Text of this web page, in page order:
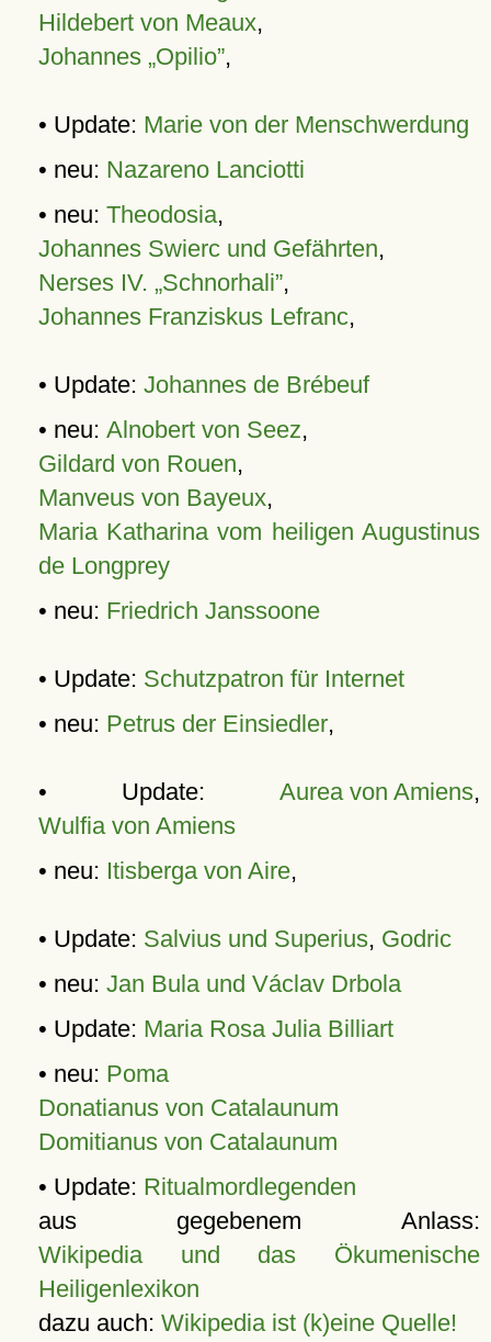
Hildebert von Meaux,
Johannes „Opilio”,
• Update: Marie von der Menschwerdung
• neu: Nazareno Lanciotti
• neu: Theodosia,
Johannes Swierc und Gefährten,
Nerses IV. „Schnorhali”,
Johannes Franziskus Lefranc,
• Update: Johannes de Brébeuf
• neu: Alnobert von Seez,
Gildard von Rouen,
Manveus von Bayeux,
Maria Katharina vom heiligen Augustinus
de Longprey
• neu: Friedrich Janssoone
• Update: Schutzpatron für Internet
• neu: Petrus der Einsiedler,
• Update: Aurea von Amiens,
Wulfia von Amiens
• neu: Itisberga von Aire,
• Update: Salvius und Superius, Godric
• neu: Jan Bula und Václav Drbola
• Update: Maria Rosa Julia Billiart
• neu: Poma
Donatianus von Catalaunum
Domitianus von Catalaunum
• Update: Ritualmordlegenden
aus gegebenem Anlass:
Wikipedia und das Ökumenische
Heiligenlexikon
dazu auch: Wikipedia ist (k)eine Quelle!